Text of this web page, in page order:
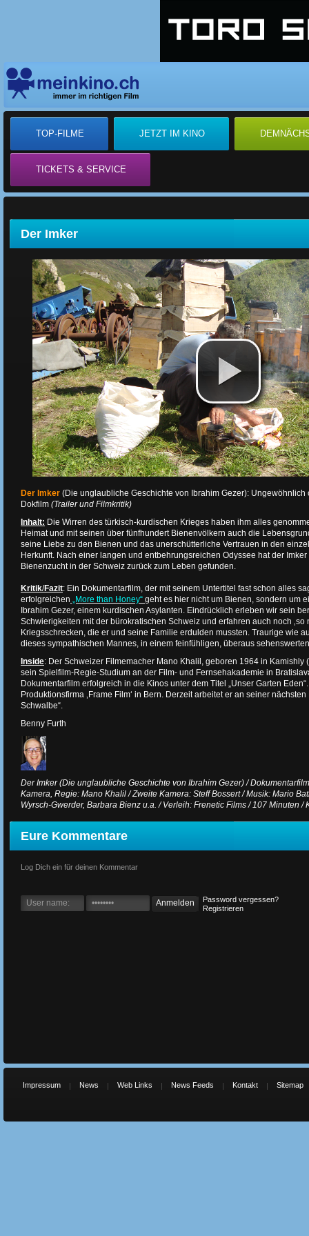
TOP-FILME JETZT IM KINO
TICKETS & SERVICE
Der Imker
Der Imker (Die unglaubliche Geschichte von Ibrahim Gezer): Ungewöhnlich
Dokfilm (Trailer und Filmkritik)
Inhalt: Die Wirren des türkisch-kurdischen Krieges haben ihm alles
Heimat und mit seinen über fünfhundert Bienenvölkern auch die
seine Liebe zu den Bienen und das unerschütterliche Vertrauen in den
Herkunft. Nach einer langen und entbehrungsreichen Odyssee hat der
Bienenzucht in der Schweiz zurück zum Leben gefunden.
Kritik/Fazit: Ein Dokumentarfilm, der mit seinem Untertitel fast schon alles
erfolgreichen „More than Honey“ geht es hier nicht um Bienen, sondern um
Ibrahim Gezer, einem kurdischen Asylanten. Eindrücklich erleben wir sein
Schwierigkeiten mit der bürokratischen Schweiz und erfahren auch noch ‚so
Kriegsschrecken, die er und seine Familie erdulden mussten. Traurige wie
dieses sympathischen Mannes, in einem feinfühligen, überaus
Inside: Der Schweizer Filmemacher Mano Khalil, geboren 1964 in Kamishly
sein Spielfilm-Regie-Studium an der Film- und Fernsehakademie in
Dokumentarfilm erfolgreich in die Kinos unter dem Titel „Unser Garten
Produktionsfirma ‚Frame Film‘ in Bern. Derzeit arbeitet er an seiner
Schwalbe“.
Benny Furth
Der Imker (Die unglaubliche Geschichte von Ibrahim Gezer) /
Kamera, Regie: Mano Khalil / Zweite Kamera: Steff Bossert / Musik: Mario
Wyrsch-Gwerder, Barbara Bienz u.a. / Verleih: Frenetic Films / 107 Minuten /
Eure Kommentare
Log Dich ein für deinen Kommentar
Password vergessen?
Registrieren
Impressum News Web Links News Feeds Kontakt Sitemap